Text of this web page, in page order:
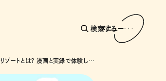
検索する
メニュー
奈良監獄ミュージアムby 星野リゾートとは？ 漫画と実録で体験した“美しき監獄”の違和感